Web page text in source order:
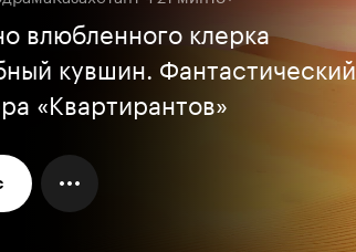
влюбленного клерка
кувшин. Фантастический
«Квартирантов»